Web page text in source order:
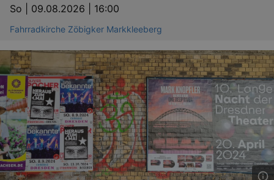
So | 09.08.2026 | 16:00
Fahrradkirche Zöbigker Markkleeberg